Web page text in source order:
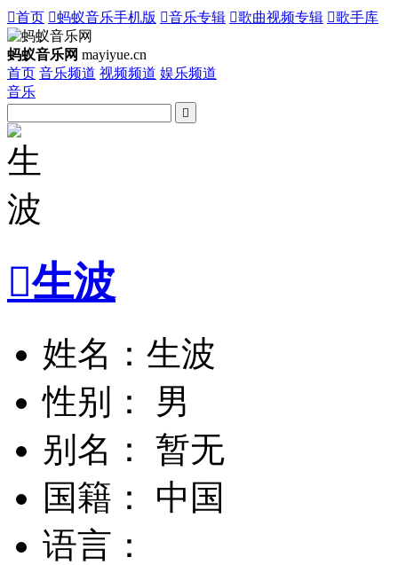
首页 蚂蚁音乐手机版 音乐专辑 歌曲视频专辑 歌手库
蚂蚁音乐网 mayiyue.cn
首页 音乐频道 视频频道 娱乐频道
音乐

生波
姓名：生波
性别： 男
别名： 暂无
国籍： 中国
语言：